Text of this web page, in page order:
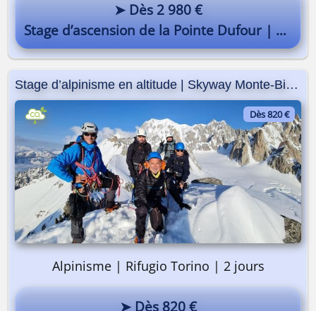
➤ Dès 2 980 €
Stage d’ascension de la Pointe Dufour | Mont-Rose
Stage d’alpinisme en altitude | Skyway Monte-Bianco
Dès 820 €
Alpinisme | Rifugio Torino | 2 jours
➤ Dès 820 €